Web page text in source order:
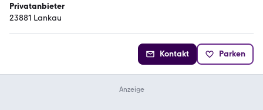
Privatanbieter
23881 Lankau
Kontakt Parken